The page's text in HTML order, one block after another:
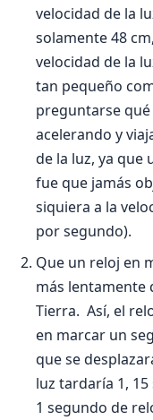
velocidad de la
solamente 48
velocidad de la
tan pequeño
preguntarse
acelerando y
de la luz, ya que
fue que jamás
siquiera a la
por segundo).
Que un reloj en
más lentamente
Tierra. Así, el
en marcar un
que se
luz tardaría 1,
1 segundo de